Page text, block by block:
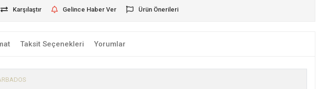
Karşılaştır Gelince Haber Ver Ürün Önerileri
Taksit Seçenekleri Yorumlar